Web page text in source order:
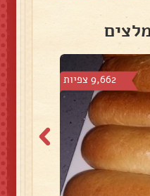
9,662 צפיות